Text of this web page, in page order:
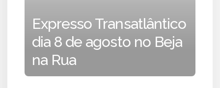
Expresso Transatlântico
dia 8 de agosto no Beja
na Rua